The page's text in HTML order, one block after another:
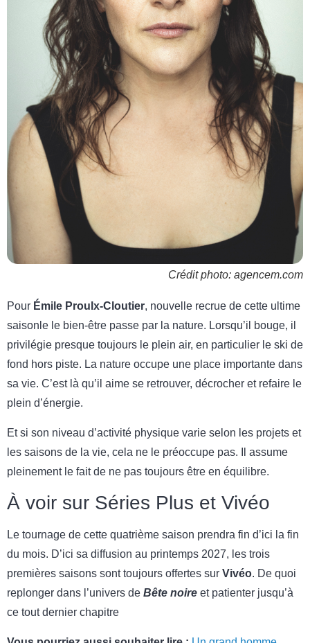
Crédit photo: agencem.com
Pour Émile Proulx-Cloutier, nouvelle recrue de cette ultime
saisonle le bien-être passe par la nature. Lorsqu’il bouge, il
privilégie presque toujours le plein air, en particulier le ski de
fond hors piste. La nature occupe une place importante dans
sa vie. C’est là qu’il aime se retrouver, décrocher et refaire le
plein d’énergie.
Et si son niveau d’activité physique varie selon les projets et
les saisons de la vie, cela ne le préoccupe pas. Il assume
pleinement le fait de ne pas toujours être en équilibre.
À voir sur Séries Plus et Vivéo
Le tournage de cette quatrième saison prendra fin d’ici la fin
du mois. D’ici sa diffusion au printemps 2027, les trois
premières saisons sont toujours offertes sur Vivéo. De quoi
replonger dans l’univers de Bête noire et patienter jusqu’à
ce tout dernier chapitre